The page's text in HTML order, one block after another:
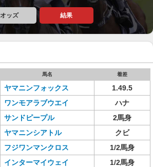
オッズ 結果
馬名 着差
ヤマニンフォックス
1.49.5
ワンモアラブウエイ
ハナ
サンドピープル
2馬身
ヤマニンシアトル
クビ
フジワンマンクロス
1/2馬身
インターマイウェイ
1/2馬身